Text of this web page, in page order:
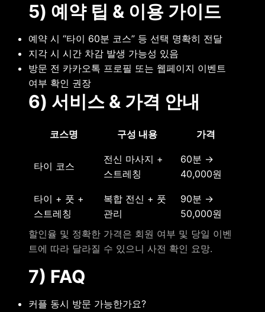
5) 예약 팁 & 이용 가이드
예약 시 “타이 60분 코스” 등 선택 명확히 전달
지각 시 시간 차감 발생 가능성 있음
방문 전 카카오톡 프로필 또는 웹페이지 이벤트
여부 확인 권장
6) 서비스 & 가격 안내
코스명 구성 내용 가격
타이 코스
전신 마사지 +
스트레칭
60분 →
40,000원
타이 + 풋 +
스트레칭
복합 전신 + 풋
관리
90분 →
50,000원
할인율 및 정확한 가격은 회원 여부 및 당일 이벤
트에 따라 달라질 수 있으니 사전 확인 요망.
7) FAQ
커플 동시 방문 가능한가요?